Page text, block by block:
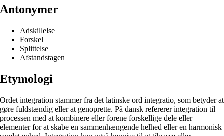
Antonymer
Adskillelse
Forskel
Splittelse
Afstandstagen
Etymologi
Ordet integration stammer fra det latinske ord integratio, som betyder at
gøre fuldstændig eller at genoprette. På dansk refererer integration til
processen med at kombinere eller forene forskellige dele eller
elementer for at skabe en sammenhængende helhed eller en harmonisk